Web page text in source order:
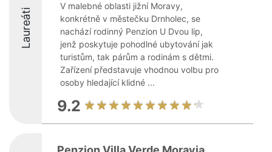
Laureáti
V malebné oblasti jižní Moravy,
konkrétně v městečku Drnholec, se
nachází rodinný Penzion U Dvou lip,
jenž poskytuje pohodlné ubytování jak
turistům, tak párům a rodinám s dětmi.
Zařízení představuje vhodnou volbu pro
osoby hledající klidné ...
9.2